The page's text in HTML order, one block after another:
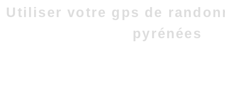
Utiliser votre gps de
pyrénées